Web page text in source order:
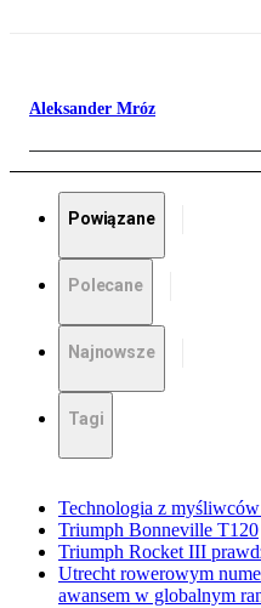
Aleksander Mróz
Powiązane
Polecane
Najnowsze
Tagi
Technologia z
Triumph Bonneville T120
Triumph Rocket III
Utrecht rowerowym
awansem w globalnym